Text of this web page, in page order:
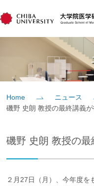
研究
入学案内
Home ニュース
磯野 史朗 教授の最終講義
磯野 史朗 教授の
２月27日（月）、今年度